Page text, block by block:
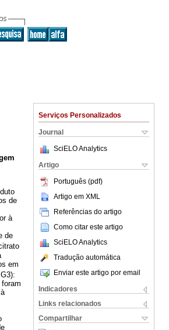
Serviços Personalizados
Journal
SciELO Analytics
Artigo
Português (pdf)
Artigo em XML
Referências do artigo
Como citar este artigo
SciELO Analytics
Tradução automática
Enviar este artigo por email
Indicadores
Links relacionados
Compartilhar
de
à
de
em